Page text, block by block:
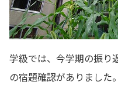
学級では、今学期の振り
の宿題確認がありました。